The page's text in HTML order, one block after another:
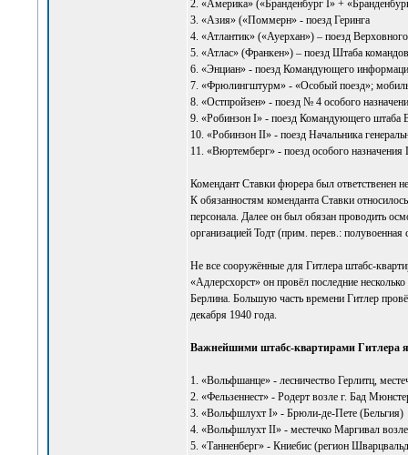
2. «Америка» («Бранденбург I» +
3. «Азия» («Поммерн» - поезд Геринга
4. «Атлантик» («Ауерхан») – поезд
5. «Атлас» (Франкен») – поезд Штаба
6. «Энциан» - поезд Командующего
7. «Фрюлингштурм» - «Особый поезд»;
8. «Остпройзен» - поезд № 4 особого
9. «Робинзон I» - поезд Командующего
10. «Робинзон II» - поезд Начальника
11. «Вюртемберг» - поезд особого назначения
Комендант Ставки фюрера был ответственен
К обязанностям коменданта Ставки
персонала. Далее он был обязан проводить
организацией Тодт (прим. перев.: полувоенная
Не все сооружённые для Гитлера штабс-
«Адлерсхорст» он провёл последние
Берлина. Большую часть времени Гитлер
декабря 1940 года.
Важнейшими штабс-квартирами Гитлера
1. «Вольфшанце» - лесничество Герлитц,
2. «Фельзеннест» - Родерт возле г. Бад
3. «Вольфшлухт I» - Брюли-де-Пете (Бельгия)
4. «Вольфшлухт II» - местечко Маргивал
5. «Танненберг» - Книебис (регион